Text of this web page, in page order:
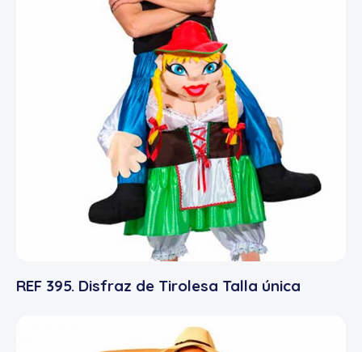
REF 395. Disfraz de Tirolesa Talla única